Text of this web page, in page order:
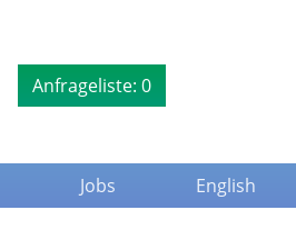
Anfrageliste: 0
Jobs English